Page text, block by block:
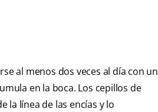
al menos dos veces al día con un
en la boca. Los cepillos de
la línea de las encías y lo